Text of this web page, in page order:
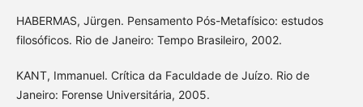
HABERMAS, Jürgen. Pensamento Pós-Metafísico: estudos
filosóficos. Rio de Janeiro: Tempo Brasileiro, 2002.
KANT, Immanuel. Crítica da Faculdade de Juízo. Rio de
Janeiro: Forense Universitária, 2005.